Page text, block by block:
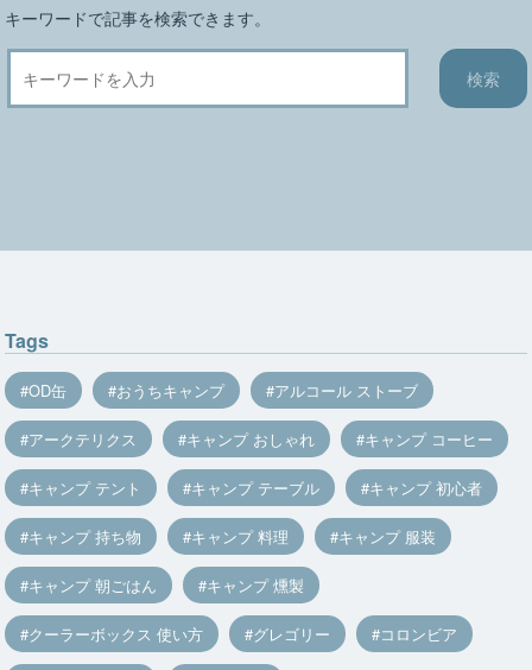
キーワードで記事を検索できます。
Tags
OD缶 おうちキャンプ アルコール ストーブ
アークテリクス キャンプ おしゃれ キャンプ コーヒー
キャンプ テント キャンプ テーブル キャンプ 初心者
キャンプ 持ち物 キャンプ 料理 キャンプ 服装
キャンプ 朝ごはん キャンプ 燻製
クーラーボックス 使い方 グレゴリー コロンビア